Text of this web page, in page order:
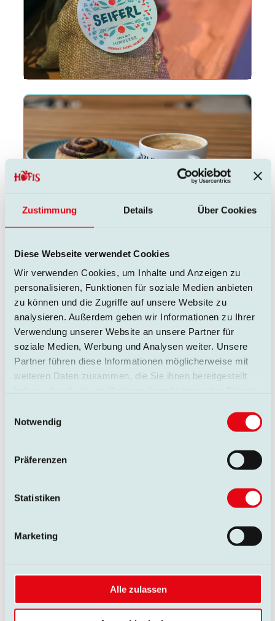
Zustimmung Details Über Cookies
Diese Webseite verwendet Cookies
Wir verwenden Cookies, um Inhalte und Anzeigen zu
personalisieren, Funktionen für soziale Medien anbieten
zu können und die Zugriffe auf unsere Website zu
analysieren. Außerdem geben wir Informationen zu Ihrer
Verwendung unserer Website an unsere Partner für
soziale Medien, Werbung und Analysen weiter. Unsere
Partner führen diese Informationen möglicherweise mit
weiteren Daten zusammen, die Sie ihnen bereitgestellt
Notwendig
Präferenzen
Statistiken
Marketing
Alle zulassen